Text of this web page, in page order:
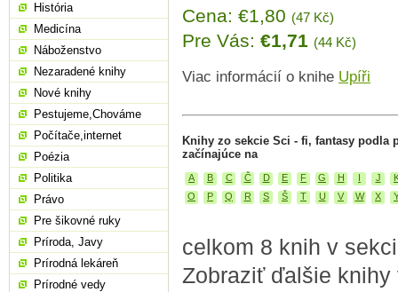
Cena: €1,80 (47 Kč)
Pre Vás: €1,71 (44 Kč)
Viac informácií o knihe Upíři
Knihy zo sekcie Sci - fi, fantasy podla
začínajúce na
A B C Č D E F G H I J
O
P Q R S Š T U V W X
celkom 8 knih v
Zobraziť ďalšie
História
Medicína
Náboženstvo
Nezaradené knihy
Nové knihy
Pestujeme,Chováme
Počítače,internet
Poézia
Politika
Právo
Pre šikovné ruky
Príroda, Javy
Prírodná lekáreň
Prírodné vedy